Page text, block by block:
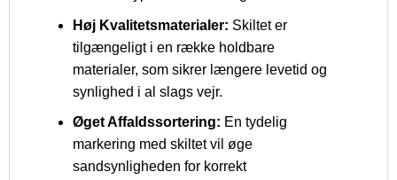
Høj Kvalitetsmaterialer: Skiltet er
tilgængeligt i en række holdbare
materialer, som sikrer længere levetid og
synlighed i al slags vejr.
Øget Affaldssortering: En tydelig
markering med skiltet vil øge
sandsynligheden for korrekt